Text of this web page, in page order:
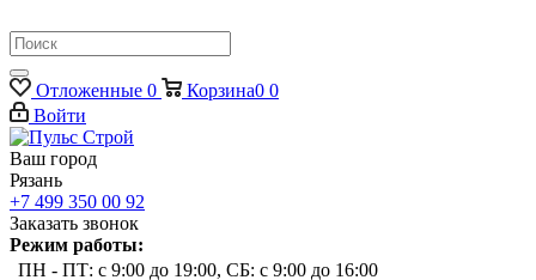
Отложенные 0 Корзина0 0
Войти
Ваш город
Рязань
+7 499 350 00 92
Заказать звонок
Режим работы:
ПН - ПТ: с 9:00 до 19:00, СБ: с 9:00 до 16:00